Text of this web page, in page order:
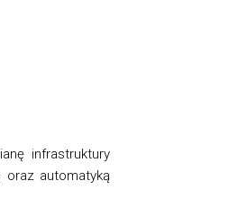
infrastruktury
automatyką